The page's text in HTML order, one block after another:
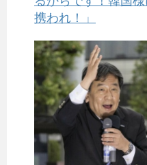
携われ！」